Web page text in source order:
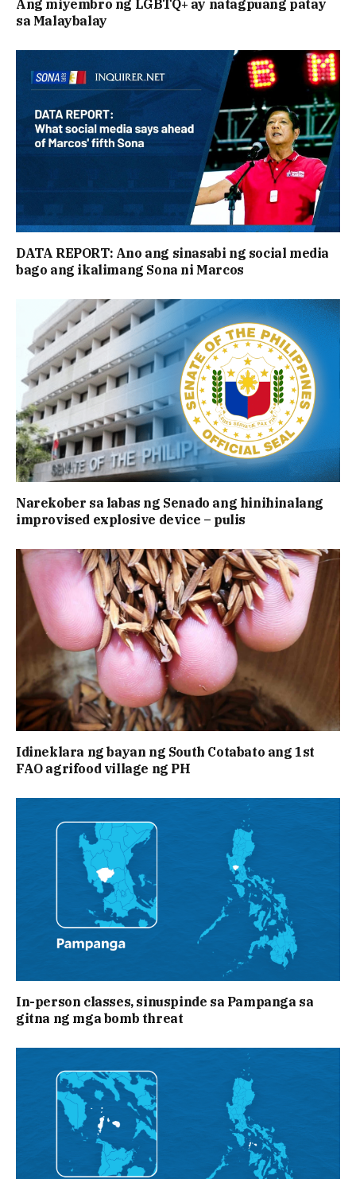
Ang miyembro ng LGBTQ+ ay natagpuang patay
sa Malaybalay
DATA REPORT: Ano ang sinasabi ng social media
bago ang ikalimang Sona ni Marcos
Narekober sa labas ng Senado ang hinihinalang
improvised explosive device – pulis
Idineklara ng bayan ng South Cotabato ang 1st
FAO agrifood village ng PH
In-person classes, sinuspinde sa Pampanga sa
gitna ng mga bomb threat